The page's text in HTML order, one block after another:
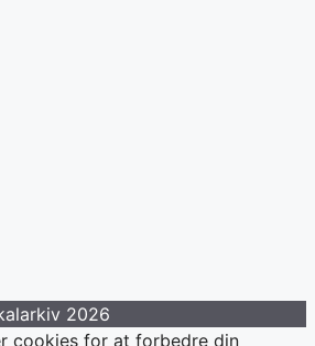
2026
cookies for at forbedre din